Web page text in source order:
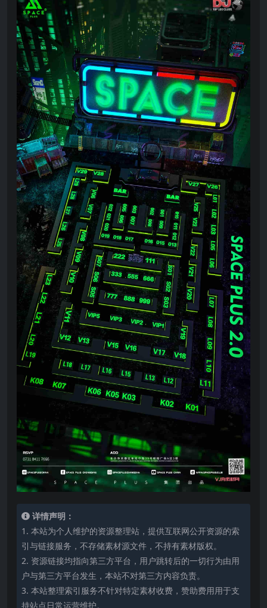
详情声明：
1. 本站为个人维护的资源整理站，提供互联网公开资源的索
引与链接服务，不存储素材源文件，不持有素材版权。
2. 资源链接均指向第三方平台，用户跳转后的一切行为由用
户与第三方平台发生，本站不对第三方内容负责。
3. 本站整理索引服务不针对特定素材收费，赞助费用用于支
持站点日常运营维护。